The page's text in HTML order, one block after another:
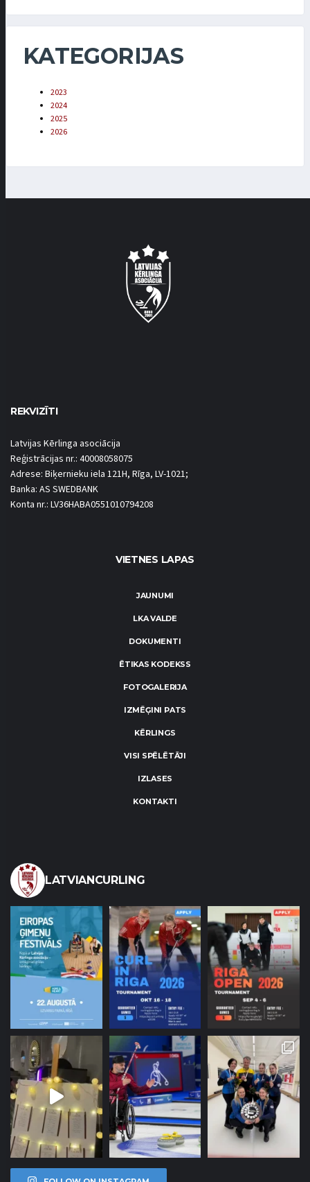
KATEGORIJAS
2023
2024
2025
2026
REKVIZĪTI
Latvijas Kērlinga asociācija
Reģistrācijas nr.: 40008058075
Adrese: Biķernieku iela 121H, Rīga, LV-1021;
Banka: AS SWEDBANK
Konta nr.: LV36HABA0551010794208
VIETNES LAPAS
JAUNUMI
LKA VALDE
DOKUMENTI
ĒTIKAS KODEKSS
FOTOGALERIJA
IZMĒĢINI PATS
KĒRLINGS
VISI SPĒLĒTĀJI
IZLASES
KONTAKTI
LATVIANCURLING